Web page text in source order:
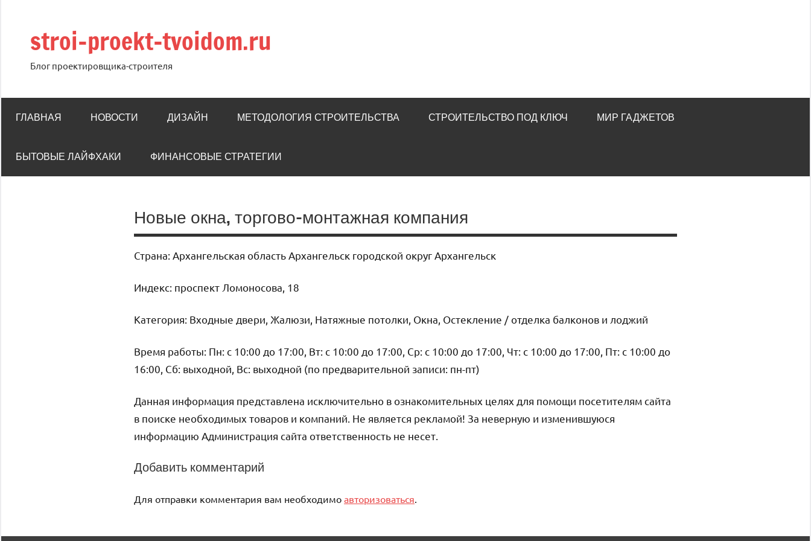
содержимому
stroi-proekt-tvoidom.ru
Блог проектировщика-строителя
ГЛАВНАЯ НОВОСТИ ДИЗАЙН МЕТОДОЛОГИЯ СТРОИТЕЛЬСТВА СТРОИТЕЛЬСТВО ПОД КЛЮЧ МИР ГАДЖЕТОВ
БЫТОВЫЕ ЛАЙФХАКИ ФИНАНСОВЫЕ СТРАТЕГИИ
Новые окна, торгово-монтажная компания
Страна: Архангельская область Архангельск городской округ Архангельск
Индекс: проспект Ломоносова, 18
Категория: Входные двери, Жалюзи, Натяжные потолки, Окна, Остекление / отделка балконов и лоджий
Время работы: Пн: с 10:00 до 17:00, Вт: с 10:00 до 17:00, Ср: с 10:00 до 17:00, Чт: с 10:00 до 17:00, Пт: с 10:00 до
16:00, Сб: выходной, Вс: выходной (по предварительной записи: пн-пт)
Данная информация представлена исключительно в ознакомительных целях для помощи посетителям сайта
в поиске необходимых товаров и компаний. Не является рекламой! За неверную и изменившуюся
информацию Администрация сайта ответственность не несет.
Добавить комментарий
Для отправки комментария вам необходимо авторизоваться